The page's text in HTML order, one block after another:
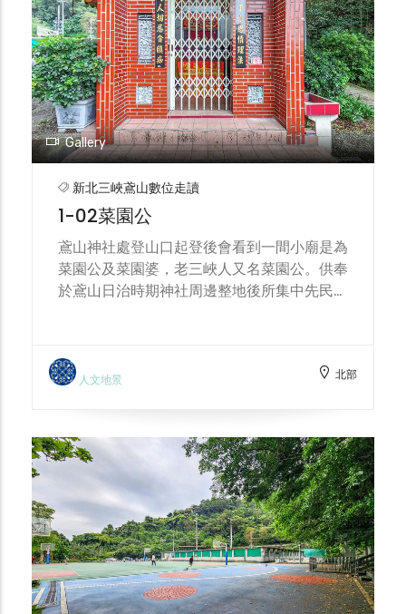
Gallery
新北三峽鳶山數位走讀
1-02菜園公
鳶山神社處登山口起登後會看到一間小廟是為
菜園公及菜園婆，老三峽人又名菜園公。供奉
於鳶山日治時期神社周邊整地後所集中先民，
物免受蝗害常有民眾於此祭祀。後來開墾右邊
另一條汽機車上山行走用的登山道路後將其遷
人文地景 北部